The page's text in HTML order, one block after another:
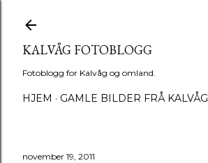
KALVÅG FOTOBLOGG
Fotoblogg for Kalvåg og omland.
HJEM GAMLE BILDER FRÅ KALVÅG
november 19, 2011